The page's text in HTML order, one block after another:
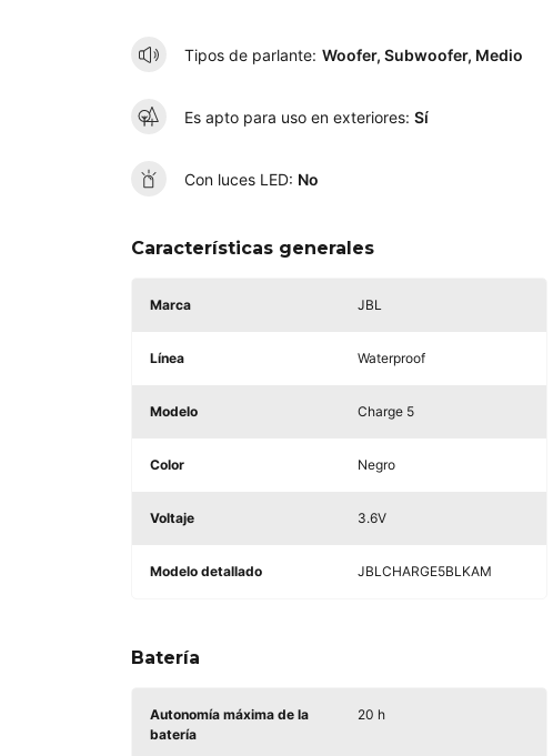
Tipos de parlante: Woofer, Subwoofer, Medio
Es apto para uso en exteriores: Sí
Con luces LED: No
Características generales
Marca JBL
Línea Waterproof
Modelo Charge 5
Color Negro
Voltaje 3.6V
Modelo detallado JBLCHARGE5BLKAM
Batería
Autonomía máxima de la
batería
20 h